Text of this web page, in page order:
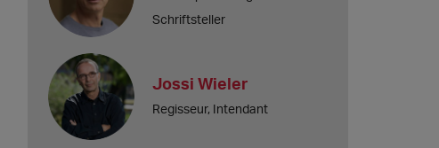
Schriftsteller
Jossi Wieler
Regisseur, Intendant